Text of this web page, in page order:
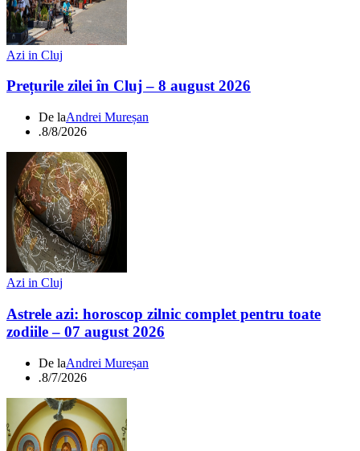
Azi in Cluj
Prețurile zilei în Cluj – 8 august 2026
De laAndrei Mureșan
.8/8/2026
Azi in Cluj
Astrele azi: horoscop zilnic complet pentru toate
zodiile – 07 august 2026
De laAndrei Mureșan
.8/7/2026